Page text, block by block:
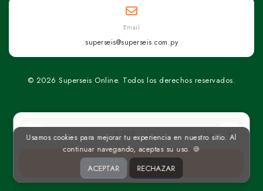
kg
AGREGAR AL CARRITO
Email
superseis@superseis.com.py
© 2026 Superseis Online. Todos los derechos reservados.
Usamos cookies para mejorar tu experiencia en nuestro sitio. Al
continuar navegando, aceptas su uso. 🍪
ACEPTAR RECHAZAR